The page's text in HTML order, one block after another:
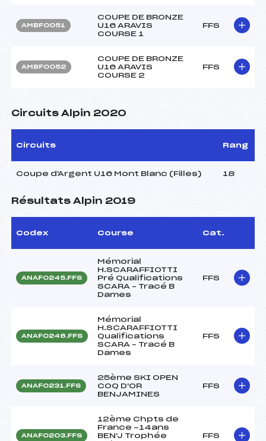
AMBF0051
COUPE DE BRONZE
U16 ARAVIS
COURSE 1
FFS
AMBF0052
COUPE DE BRONZE
U16 ARAVIS
COURSE 2
FFS
Circuits Alpin 2020
Circuits Rang
Coupe d'Argent U16 Mont Blanc (Filles) 18
Résultats Alpin 2019
Codex Course Cat.
ANAF0245.FFS
Mémorial
H.SCARAFFIOTTI
Pré Qualifications
SCARA – Tracé B
Dames
FFS
ANAF0246.FFS
Mémorial
H.SCARAFFIOTTI
Qualifications
SCARA – Tracé B
Dames
FFS
ANAF0231.FFS
25ème SKI OPEN
COQ D'OR
BENJAMINES
FFS
ANAF0203.FFS
12ème Chpts de
France -14ans
BEN'J Trophée
FFS